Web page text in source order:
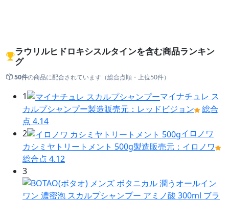
ラウリルヒドロキシスルタインを含む商品ランキン
グ
50件の商品に配合されています（総合点順・上位50件）
1
マイナチュレ ス
カルプシャンプー製造販売元：レッドビジョン
総合
点 4.14
2
イロノワ
カシミヤトリートメント 500g製造販売元：イロノワ
総合点 4.12
3